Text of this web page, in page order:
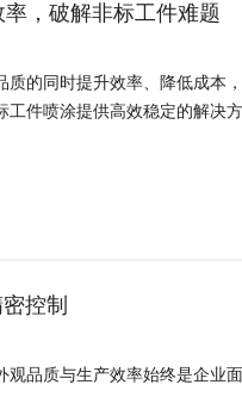
，破解非标工件难题
质的同时提升效率、降低成本
件喷涂提供高效稳定的解决方
控制
观品质与生产效率始终是企业